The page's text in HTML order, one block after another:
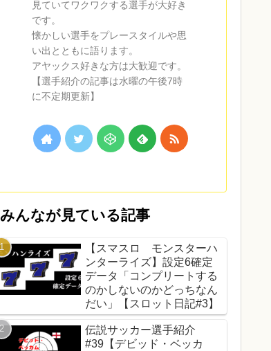
見ていてワクワクする選手が大好き
です。
懐かしい選手をプレースタイルや思
い出とともに語ります。
アヤックス好きな方は大歓迎です。
【選手紹介の記事は水曜の午後7時
に不定期更新】
みんなが見ている記事
【スマスロ モンスターハ
ンターライズ】設定6確定
データ「コンプリートする
のかしないのかどっちなん
だい」【スロット日記#3】
伝説サッカー選手紹介
#39【デビッド・ベッカ